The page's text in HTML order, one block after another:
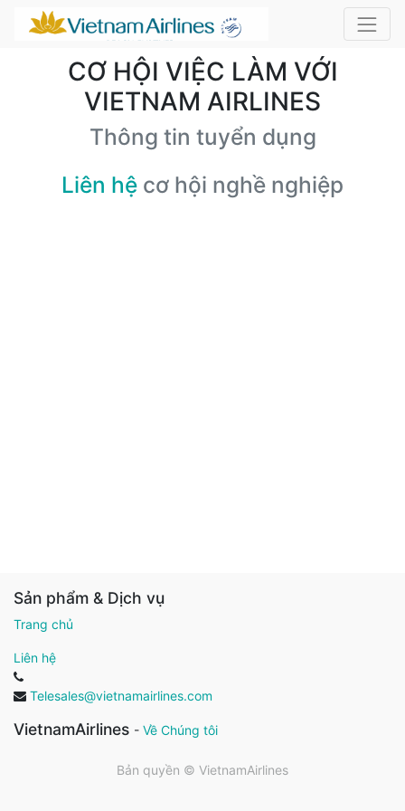
CƠ HỘI VIỆC LÀM VỚI
VIETNAM AIRLINES
Thông tin tuyển dụng
Liên hệ cơ hội nghề nghiệp
Sản phẩm & Dịch vụ
Trang chủ
Liên hệ
Telesales@vietnamairlines.com
VietnamAirlines - Về Chúng tôi
Bản quyền © VietnamAirlines